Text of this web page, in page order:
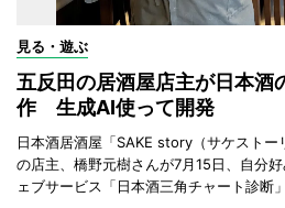
見る・遊ぶ
五反田の居酒屋店主が日本酒
作 生成AI使って開発
日本酒居酒屋「SAKE story（サケストー
の店主、橋野元樹さんが7月15日、自分
ェブサービス「日本酒三角チャート診断